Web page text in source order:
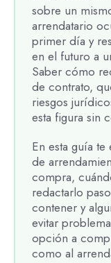
sobre un
arrendatario
primer día y
en el futuro a
Saber cómo
de contrato,
riesgos
esta figura sin
En esta guía
de
compra,
redactarlo
contener y
evitar
opción a
como al